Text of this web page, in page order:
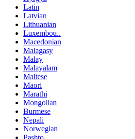
Latin
Latvian
Lithuanian
Luxembou..
Macedonian
Malagasy
Malay
Malayalam
Maltese
Maori
Marathi
Mongolian
Burmese
Nepali
Norwegian
Pashto